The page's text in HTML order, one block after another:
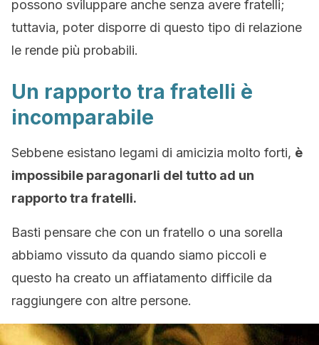
possono sviluppare anche senza avere fratelli;
tuttavia, poter disporre di questo tipo di relazione
le rende più probabili.
Un rapporto tra fratelli è
incomparabile
Sebbene esistano legami di amicizia molto forti, è
impossibile paragonarli del tutto ad un
rapporto tra fratelli.
Basti pensare che con un fratello o una sorella
abbiamo vissuto da quando siamo piccoli e
questo ha creato un affiatamento difficile da
raggiungere con altre persone.